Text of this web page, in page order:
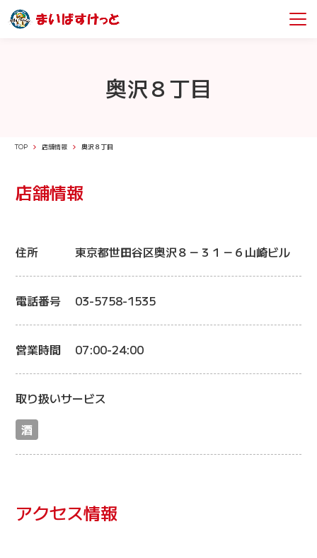
奥沢８丁目
TOP 店舗情報 奥沢８丁目
店舗情報
住所 東京都世田谷区奥沢８－３１－６山崎ビル
電話番号 03-5758-1535
営業時間 07:00-24:00
取り扱いサービス
酒
アクセス情報